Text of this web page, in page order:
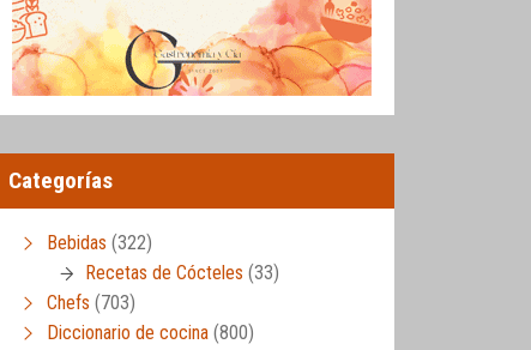
Categorías
Bebidas (322)
Recetas de Cócteles (33)
Chefs (703)
Diccionario de cocina (800)